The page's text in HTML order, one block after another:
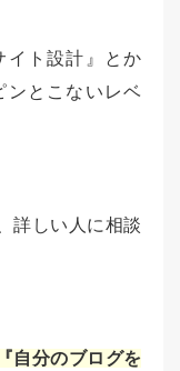
イト設計』とか
ンとこないレベ
詳しい人に相談
自分のブログを